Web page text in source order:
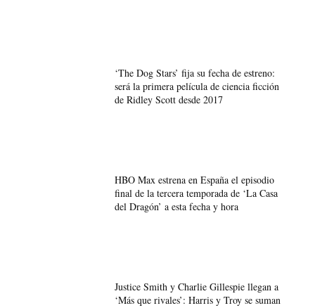
‘The Dog Stars’ fija su fecha de estreno:
será la primera película de ciencia ficción
de Ridley Scott desde 2017
HBO Max estrena en España el episodio
final de la tercera temporada de ‘La Casa
del Dragón’ a esta fecha y hora
Justice Smith y Charlie Gillespie llegan a
‘Más que rivales’: Harris y Troy se suman